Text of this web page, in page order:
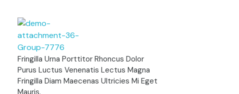
distincion
Fringilla Urna Porttitor Rhoncus Dolor
Purus Luctus Venenatis Lectus Magna
Fringilla Diam Maecenas Ultricies Mi Eget
Mauris.